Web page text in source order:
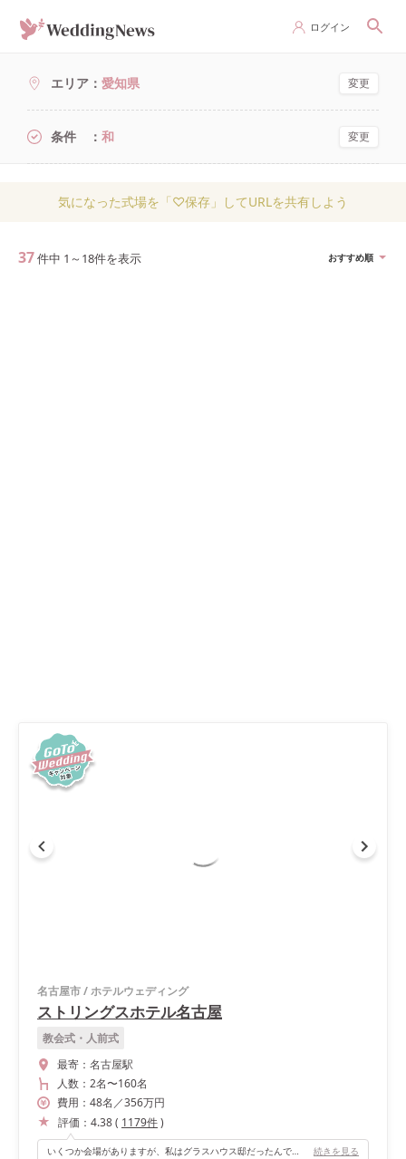
ログイン
エリア 愛知県 変更
条件 和 変更
気になった式場を「♡保存」してURLを共有しよう
37件中 1 ～ 18件を表示 おすすめ順
名古屋市/ホテルウェディング
ストリングスホテル名古屋
教会式・人前式
最寄： 名古屋駅
人数： 2名〜160名
費用： 48名 ／356万円
評価： 4.38( 1179件)
いくつか会場がありますが、私はグラスハウス邸だったんですが明るいので写真が撮っても綺麗です。そして、会場装飾をしなくても最初から目立つ会場なので、お花代や装飾代を少し浮かせれるかも。 続きを見る